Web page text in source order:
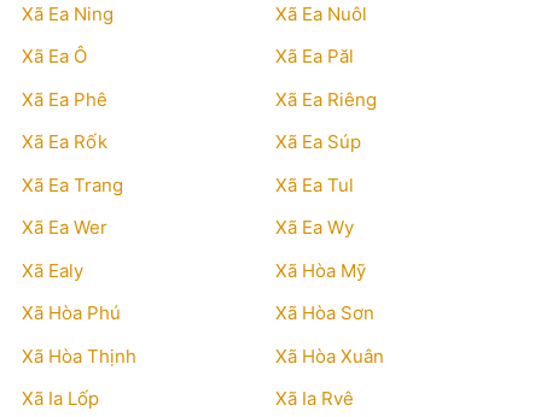
Xã Ea Ning
Xã Ea Nuôl
Xã Ea Ô
Xã Ea Păl
Xã Ea Phê
Xã Ea Riêng
Xã Ea Rốk
Xã Ea Súp
Xã Ea Trang
Xã Ea Tul
Xã Ea Wer
Xã Ea Wy
Xã Ealy
Xã Hòa Mỹ
Xã Hòa Phú
Xã Hòa Sơn
Xã Hòa Thịnh
Xã Hòa Xuân
Xã Ia Lốp
Xã Ia Rvê